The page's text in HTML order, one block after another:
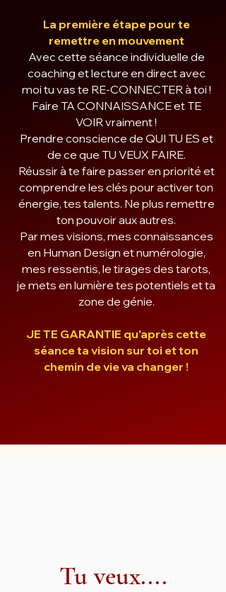
La première étape pour te
remettre en mouvement
Avec cette séance individuelle de
coaching et lecture en direct avec
moi tu vas te RE-CONNECTER à toi !
Faire TA CONNAISSANCE et TE
VOIR vraiment !
Prendre conscience de QUI TU ES et
de ce que TU VEUX FAIRE.
Réussir à te faire passer en priorité et
comprendre les clés pour activer ton
énergie, tes talents. Ne plus remettre
ton pouvoir aux autres.
Par mes visions, mes connaissances
en Human Design et numérologie,
mes ressentis, le tirages des tarots,
je mets en lumière tes potentiels et ta
zone de génie.
JE TE GARANTIE qu'après cette
séance ta vision sur toi et ton
chemin de vie va changer !
Tu veux....